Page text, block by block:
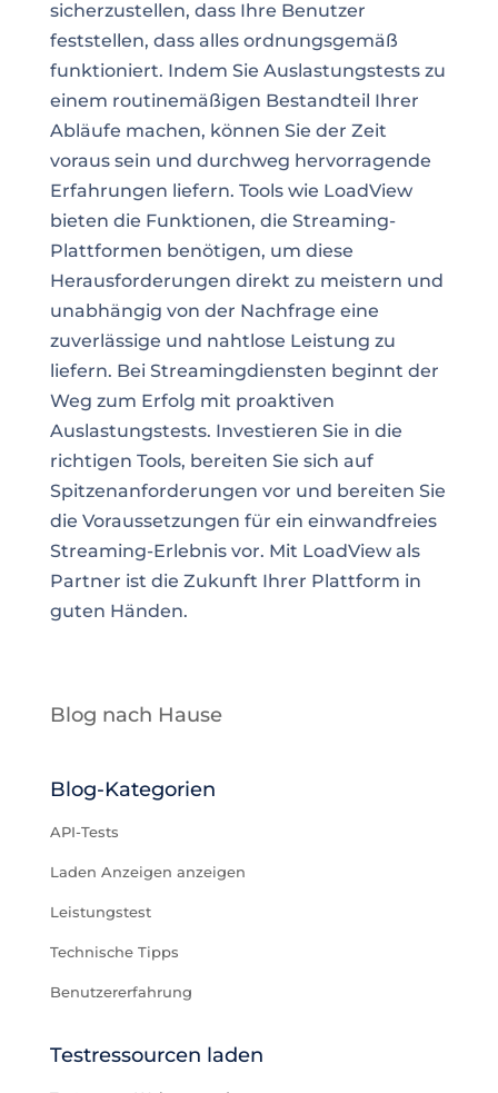
sicherzustellen, dass Ihre Benutzer
feststellen, dass alles ordnungsgemäß
funktioniert. Indem Sie Auslastungstests zu
einem routinemäßigen Bestandteil Ihrer
Abläufe machen, können Sie der Zeit
voraus sein und durchweg hervorragende
Erfahrungen liefern. Tools wie LoadView
bieten die Funktionen, die Streaming-
Plattformen benötigen, um diese
Herausforderungen direkt zu meistern und
unabhängig von der Nachfrage eine
zuverlässige und nahtlose Leistung zu
liefern. Bei Streamingdiensten beginnt der
Weg zum Erfolg mit proaktiven
Auslastungstests. Investieren Sie in die
richtigen Tools, bereiten Sie sich auf
Spitzenanforderungen vor und bereiten Sie
die Voraussetzungen für ein einwandfreies
Streaming-Erlebnis vor. Mit LoadView als
Partner ist die Zukunft Ihrer Plattform in
guten Händen.
Blog nach Hause
Blog-Kategorien
API-Tests
Laden Anzeigen anzeigen
Leistungstest
Technische Tipps
Benutzererfahrung
Testressourcen laden